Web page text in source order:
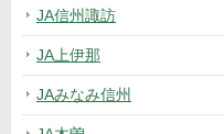
JA信州諏訪
JA上伊那
JAみなみ信州